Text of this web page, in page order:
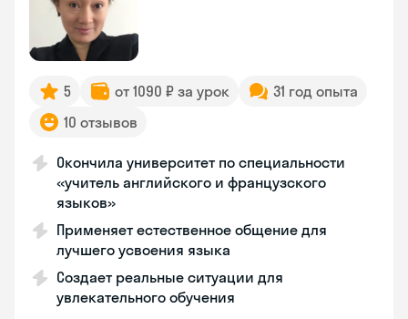
5 от 1090 ₽ за урок
31 год опыта
10 отзывов
Окончила университет по специальности
«учитель английского и французского
языков»
Применяет естественное общение для
лучшего усвоения языка
Создает реальные ситуации для
увлекательного обучения